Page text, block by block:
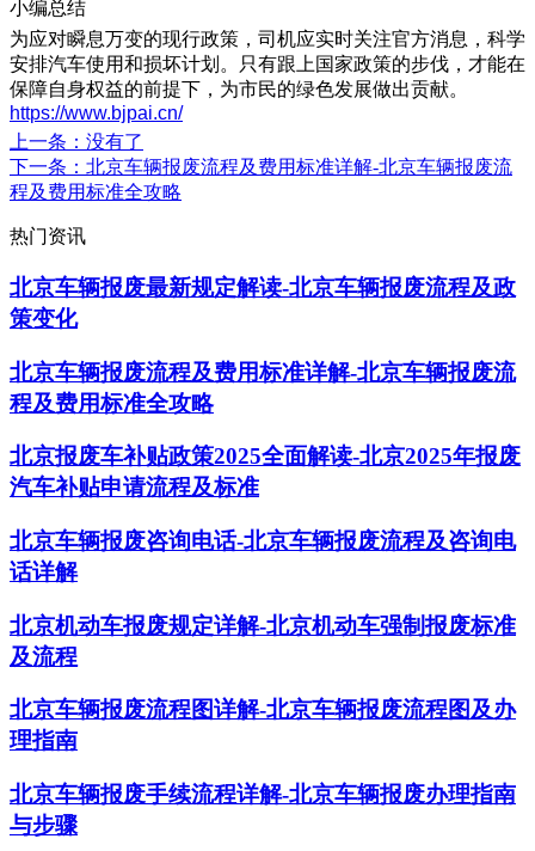
小编总结
为应对瞬息万变的现行政策，司机应实时关注官方消息，科学
安排汽车使用和损坏计划。只有跟上国家政策的步伐，才能在
保障自身权益的前提下，为市民的绿色发展做出贡献。
https://www.bjpai.cn/
上一条 ：没有了
下一条 ：北京车辆报废流程及费用标准详解-北京车辆报废流
程及费用标准全攻略
热门资讯
北京车辆报废最新规定解读-北京车辆报废流程及政
策变化
北京车辆报废流程及费用标准详解-北京车辆报废流
程及费用标准全攻略
北京报废车补贴政策2025全面解读-北京2025年报废
汽车补贴申请流程及标准
北京车辆报废咨询电话-北京车辆报废流程及咨询电
话详解
北京机动车报废规定详解-北京机动车强制报废标准
及流程
北京车辆报废流程图详解-北京车辆报废流程图及办
理指南
北京车辆报废手续流程详解-北京车辆报废办理指南
与步骤